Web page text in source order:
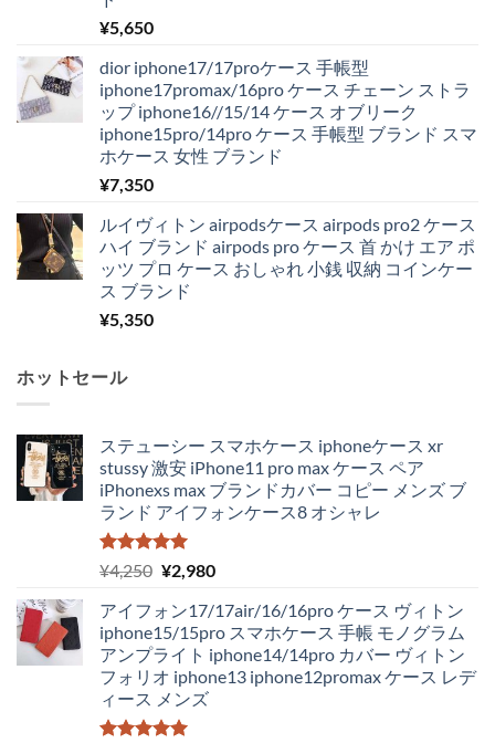
¥5,650
dior iphone17/17proケース 手帳型
iphone17promax/16pro ケース チェーン ストラ
ップ iphone16//15/14 ケース オブリーク
iphone15pro/14pro ケース 手帳型 ブランド スマ
ホケース 女性 ブランド
¥7,350
ルイヴィトン airpodsケース airpods pro2 ケース
ハイ ブランド airpods pro ケース 首 かけ エア ポ
ッツ プロ ケース おしゃれ 小銭 収納 コインケー
ス ブランド
¥5,350
ホットセール
ステューシー スマホケース iphoneケース xr
stussy 激安 iPhone11 pro max ケース ペア
iPhonexs max ブランドカバー コピー メンズ ブ
ランド アイフォンケース8 オシャレ
5段階中
5.00
の評価
¥4,250 元
価
格
は
¥4,250
で
し
¥2,980現
の
価
格
は
アイフォン17/17air/16/16pro ケース ヴィトン
iphone15/15pro スマホケース 手帳 モノグラム
アンプライト iphone14/14pro カバー ヴィトン
フォリオ iphone13 iphone12promax ケース レデ
ィース メンズ